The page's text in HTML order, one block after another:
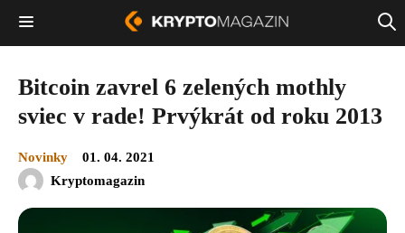
Bitcoin zavrel 6 zelených mothly
sviec v rade! Prvýkrát od roku 2013
Novinky
01. 04. 2021
Kryptomagazin